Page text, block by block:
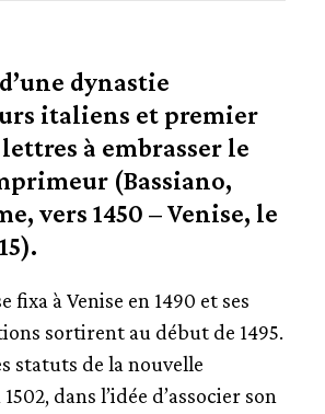
RECHERCHE
ET CHARLOTTE
dynastie
italiens et premier
à embrasser le
(Bassiano,
vers 1450 – Venise, le
fixa à Venise en 1490 et ses
sortirent au début de 1495.
statuts de la nouvelle
dans l’idée d’associer son